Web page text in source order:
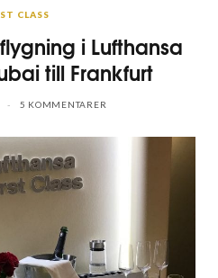
CLASS
i Lufthansa
till Frankfurt
5 KOMMENTARER